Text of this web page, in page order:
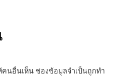
คนอื่นเห็น ช่องข้อมูลจำเป็นถูกทำ